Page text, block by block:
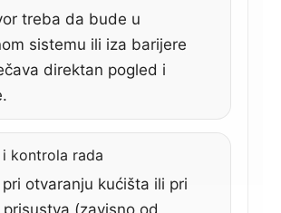
treba da bude u
sistemu ili iza barijere
direktan pogled i
kontrola rada
otvaranju kućišta ili pri
(zavisno od